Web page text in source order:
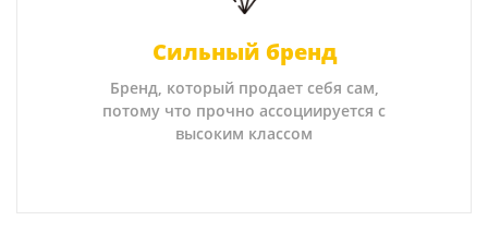
Сильный бренд
Бренд, который продает себя сам,
потому что прочно ассоциируется с
высоким классом